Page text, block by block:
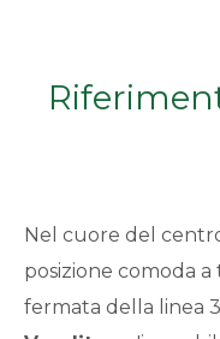
Nel cuore del
posizione comoda
fermata della linea
1
3
4